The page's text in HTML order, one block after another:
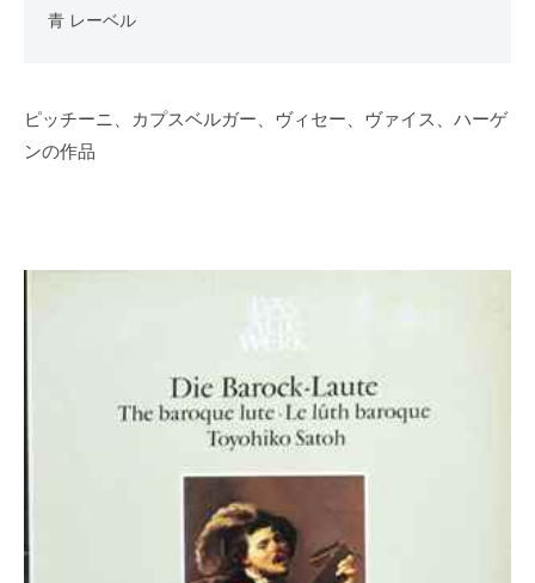
青 レーベル
ピッチーニ、カプスベルガー、ヴィセー、ヴァイス、ハーゲ
ンの作品